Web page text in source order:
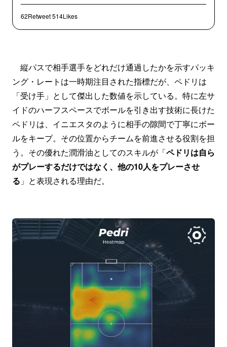
62Retweet514Likes
縦パスで相手選手をどれだけ通過したかを示すパッキ
ング・レートは一時期注目された指標だが、ペドリは
「受け手」として傑出した数値を示している。特に左サ
イドのハーフスペースでボールを引き出す技術に長けた
ペドリは、イニエスタのように相手の隙間で丁寧にボー
ルをキープ。その位置からチームを前進させる役割を担
う。その優れた潤滑油としてのスキルが「ペドリは自ら
がプレーするだけではなく、他の10人をプレーさせ
る 」と表現される理由だ。